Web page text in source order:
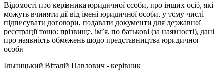
Відомості про керівника юридичної особи, про інших осіб, які
можуть вчиняти дії від імені юридичної особи, у тому числі
підписувати договори, подавати документи для державної
реєстрації тощо: прізвище, ім’я, по батькові (за наявності), дані
про наявність обмежень щодо представництва юридичної
особи
Ільницький Віталій Павлович - керівник